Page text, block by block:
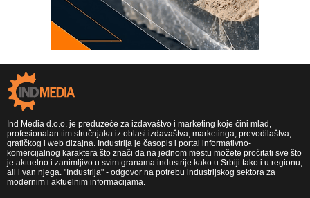
Ind Media d.o.o. je preduzeće za izdavaštvo i marketing koje čini mlad,
profesionalan tim stručnjaka iz oblasi izdavaštva, marketinga, prevodilaštva,
grafičkog i web dizajna. Industrija je časopis i portal informativno-
komercijalnog karaktera što znači da na jednom mestu možete pročitati sve što
je aktuelno i zanimljivo u svim granama industrije kako u Srbiji tako i u regionu,
ali i van njega. "Industrija" - odgovor na potrebu industrijskog sektora za
modernim i aktuelnim informacijama.